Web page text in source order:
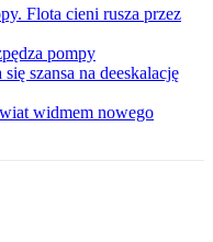
Flota cieni rusza przez
pompy
szansa na deeskalację
widmem nowego